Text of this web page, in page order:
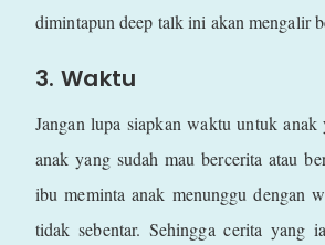
dimintapun deep talk ini akan mengalir
3. Waktu
Jangan lupa siapkan waktu untuk
anak yang sudah mau bercerita atau
ibu meminta anak menunggu dengan
tidak sebentar. Sehingga cerita yang